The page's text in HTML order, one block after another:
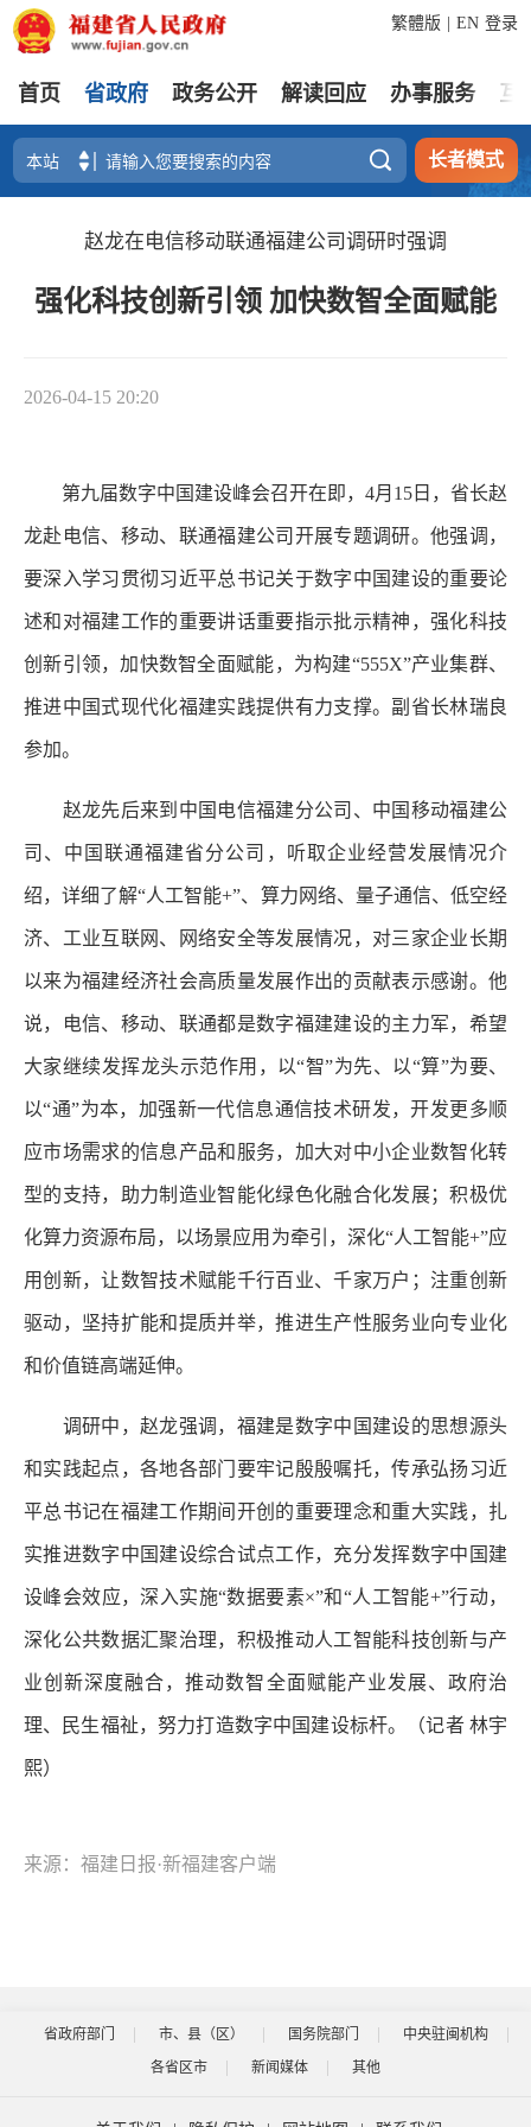
登录
繁體版 EN
首页 省政府 政务公开 解读回应 办事服务 互
 长者模式
赵龙在电信移动联通福建公司调研时强调
强化科技创新引领 加快数智全面赋能
2026-04-15 20:20
第九届数字中国建设峰会召开在即，4月15日，省长赵
龙赴电信、移动、联通福建公司开展专题调研。他强调，
要深入学习贯彻习近平总书记关于数字中国建设的重要论
述和对福建工作的重要讲话重要指示批示精神，强化科技
创新引领，加快数智全面赋能，为构建“555X”产业集群、
推进中国式现代化福建实践提供有力支撑。副省长林瑞良
参加。
赵龙先后来到中国电信福建分公司、中国移动福建公
司、中国联通福建省分公司，听取企业经营发展情况介
绍，详细了解“人工智能+”、算力网络、量子通信、低空经
济、工业互联网、网络安全等发展情况，对三家企业长期
以来为福建经济社会高质量发展作出的贡献表示感谢。他
说，电信、移动、联通都是数字福建建设的主力军，希望
大家继续发挥龙头示范作用，以“智”为先、以“算”为要、
以“通”为本，加强新一代信息通信技术研发，开发更多顺
应市场需求的信息产品和服务，加大对中小企业数智化转
型的支持，助力制造业智能化绿色化融合化发展；积极优
化算力资源布局，以场景应用为牵引，深化“人工智能+”应
用创新，让数智技术赋能千行百业、千家万户；注重创新
驱动，坚持扩能和提质并举，推进生产性服务业向专业化
和价值链高端延伸。
调研中，赵龙强调，福建是数字中国建设的思想源头
和实践起点，各地各部门要牢记殷殷嘱托，传承弘扬习近
平总书记在福建工作期间开创的重要理念和重大实践，扎
实推进数字中国建设综合试点工作，充分发挥数字中国建
设峰会效应，深入实施“数据要素×”和“人工智能+”行动，
深化公共数据汇聚治理，积极推动人工智能科技创新与产
业创新深度融合，推动数智全面赋能产业发展、政府治
理、民生福祉，努力打造数字中国建设标杆。（记者 林宇
熙）
来源：福建日报·新福建客户端
省政府部门 市、县（区） 国务院部门
中央驻闽机构
各省区市
新闻媒体 其他